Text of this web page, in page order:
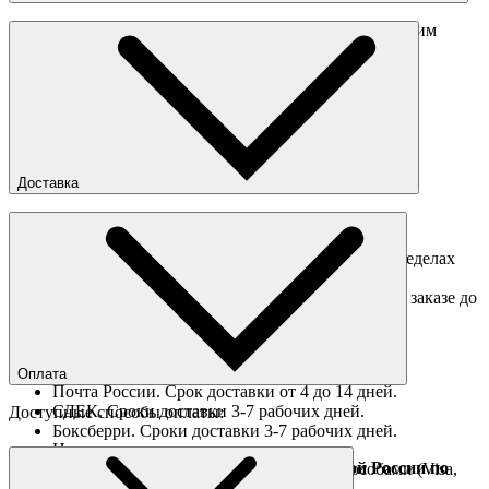
Перед отправкой обмена обязательно свяжитесь с нашим
obmen@sneakerhead.ru
Подробные правила возврата товара
Доставка
Доставка по Москве
Доставка курьером в интервал 13:00-20:00 в пределах
МКАД 350 руб.
Доставка "день в день" в пределах МКАД (при заказе до
Ориентировочные сроки доставки по России
Почта России. Срок доставки от 4 до 14 дней.
СДЕК. Сроки доставки 3-7 рабочих дней.
Боксберри. Сроки доставки 3-7 рабочих дней.
Доставка за границу осуществляется Почтой России по
Оплата
Доступные способы оплаты:
Наличными при получении
Оплата он-лайн всеми популярными способами (Visa,